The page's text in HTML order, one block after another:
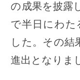
の成果を披露
で半日にわた
した。その結
進出となりま